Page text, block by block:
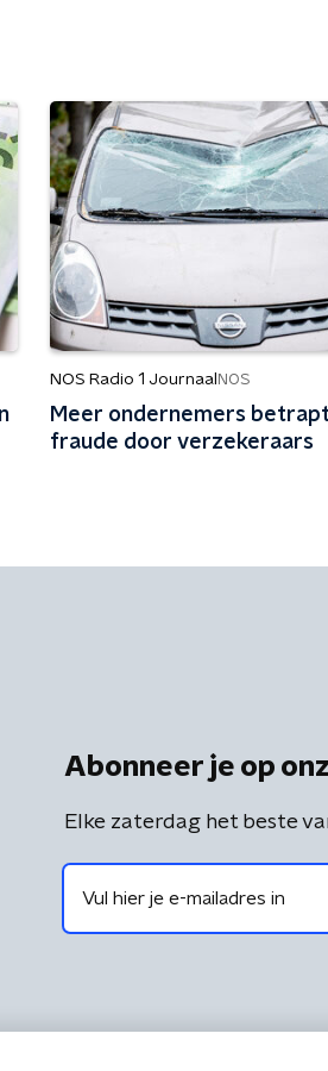
NOS Radio 1 Journaal NOS
Meer ondernemers
fraude door verzekeraars
Abonneer je op
Elke zaterdag het beste